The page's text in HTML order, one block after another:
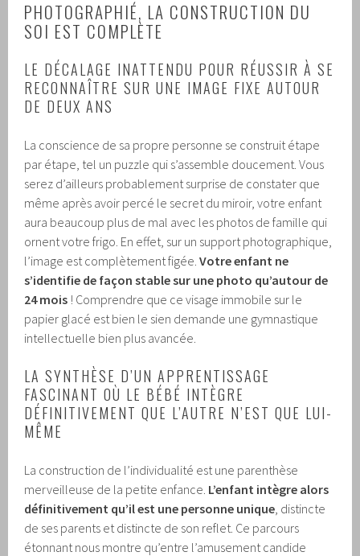
PHOTOGRAPHIÉ, LA CONSTRUCTION DU
SOI EST COMPLÈTE
LE DÉCALAGE INATTENDU POUR RÉUSSIR À SE
RECONNAÎTRE SUR UNE IMAGE FIXE AUTOUR
DE DEUX ANS
La conscience de sa propre personne se construit étape
par étape, tel un puzzle qui s’assemble doucement. Vous
serez d’ailleurs probablement surprise de constater que
même après avoir percé le secret du miroir, votre enfant
aura beaucoup plus de mal avec les photos de famille qui
ornent votre frigo. En effet, sur un support photographique,
l’image est complètement figée.Votre enfant ne
s’identifie de façon stable sur une photo qu’autour de
24 mois ! Comprendre que ce visage immobile sur le
papier glacé est bien le sien demande une gymnastique
intellectuelle bien plus avancée.
LA SYNTHÈSE D’UN APPRENTISSAGE
FASCINANT OÙ LE BÉBÉ INTÈGRE
DÉFINITIVEMENT QUE L’AUTRE N’EST QUE LUI-
MÊME
La construction de l’individualité est une parenthèse
merveilleuse de la petite enfance. L’enfant intègre alors
définitivement qu’il est une personne unique , distincte
de ses parents et distincte de son reflet. Ce parcours
étonnant nous montre qu’entre l’amusement candide